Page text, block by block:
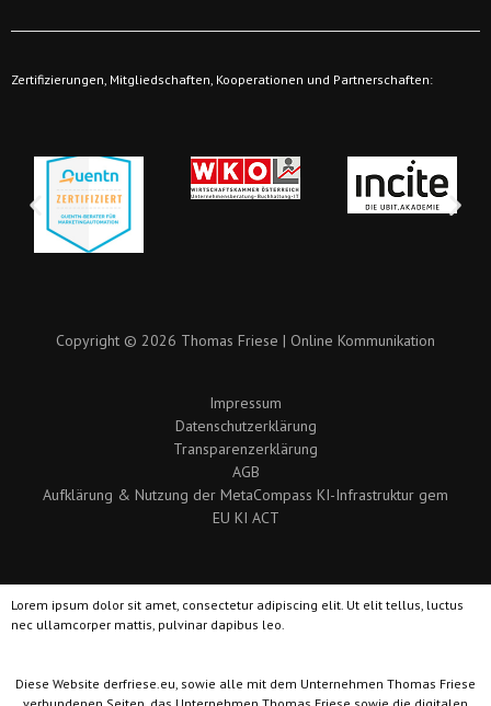
Zertifizierungen, Mitgliedschaften, Kooperationen und Partnerschaften:
Copyright © 2026 Thomas Friese | Online Kommunikation
Impressum
Datenschutzerklärung
Transparenzerklärung
AGB
Aufklärung & Nutzung der MetaCompass KI-Infrastruktur gem
EU KI ACT
Lorem ipsum dolor sit amet, consectetur adipiscing elit. Ut elit tellus, luctus
nec ullamcorper mattis, pulvinar dapibus leo.
Diese Website derfriese.eu, sowie alle mit dem Unternehmen Thomas Friese